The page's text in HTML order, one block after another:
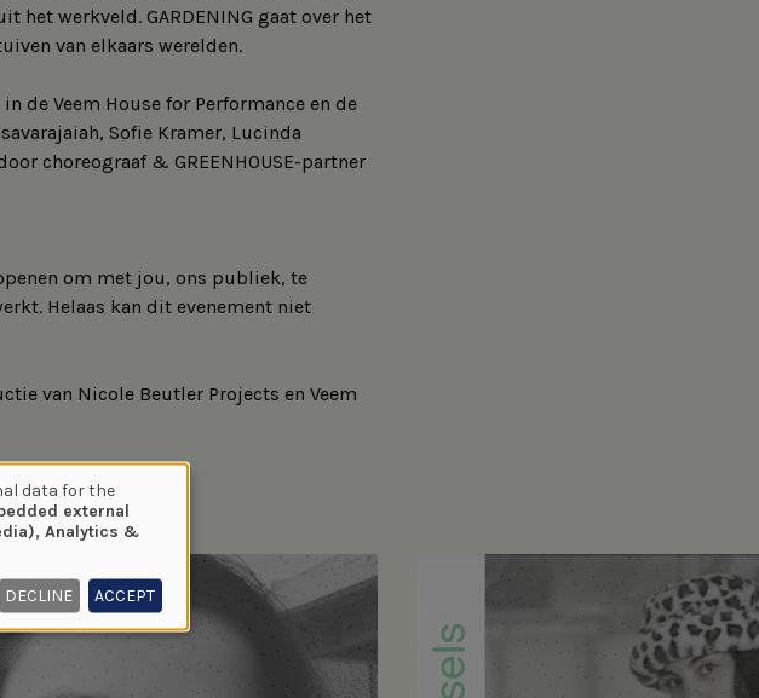
het werkveld. GARDENING gaat over het
van elkaars werelden.
de Veem House for Performance en de
Sofie Kramer, Lucinda
choreograaf & GREENHOUSE-partner
om met jou, ons publiek, te
Helaas kan dit evenement niet
van Nicole Beutler Projects en Veem
data for the
external
Analytics &
DECLINE ACCEPT